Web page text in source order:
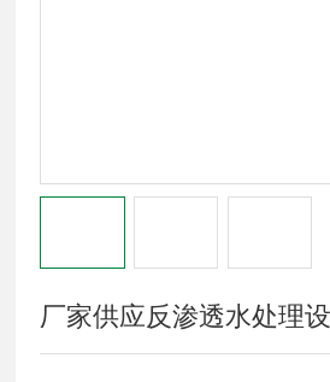
厂家供应反渗透水处理